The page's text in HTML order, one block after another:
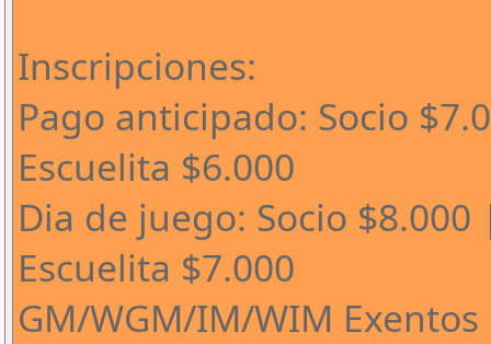
Inscripciones:
Pago anticipado: Socio
Escuelita $6.000
Dia de juego: Socio
Escuelita $7.000
GM/WGM/IM/WIM Exentos